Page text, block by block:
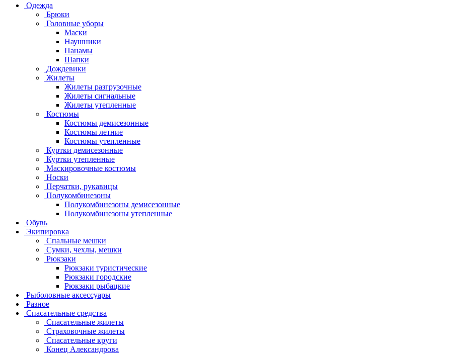
Одежда
Брюки
Головные уборы
Маски
Наушники
Панамы
Шапки
Дождевики
Жилеты
Жилеты разгрузочные
Жилеты сигнальные
Жилеты утепленные
Костюмы
Костюмы демисезонные
Костюмы летние
Костюмы утепленные
Куртки демисезонные
Куртки утепленные
Маскировочные костюмы
Носки
Перчатки, рукавицы
Полукомбинезоны
Полукомбинезоны демисезонные
Полукомбинезоны утепленные
Обувь
Экипировка
Спальные мешки
Сумки, чехлы, мешки
Рюкзаки
Рюкзаки туристические
Рюкзаки городские
Рюкзаки рыбацкие
Рыболовные аксессуары
Разное
Спасательные средства
Спасательные жилеты
Страховочные жилеты
Спасательные круги
Конец Александрова